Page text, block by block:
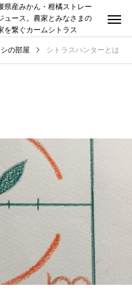
県産みかん・柑橘ストレー
ュース。農家とみなさまの
を繋ぐカームシトラス
の部屋 シトラスハンターとは